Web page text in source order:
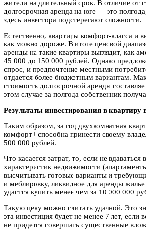
жители на длительный срок. В отличие от
долгосрочная аренда на юге — это
здесь инвестора подстерегают сложности.
Естественно, квартиры комфорт-класса и
как можно дороже. В итоге ценовой
аренды на такие квартиры выглядит, как
45 000 до 150 000 рублей. Однако
спрос, и предпочтение местными
отдается более бюджетным вариантам.
стоимость долгосрочной аренды
этом случае за полгода собственник
Результаты инвестирования в квартиру
Таким образом, за год двухкомнатная
комфорт+ способна принести своему
500 000 рублей.
Что касается затрат, то, если не вдаваться
характеристик недвижимости
высчитывать готовые варианты и
и меблировку, ликвидное для аренды
удастся купить менее чем за 10 000 000
Такую цену можно считать удачной. Это
эта инвестиция будет не менее 7 лет, если
не придется совершать существенные